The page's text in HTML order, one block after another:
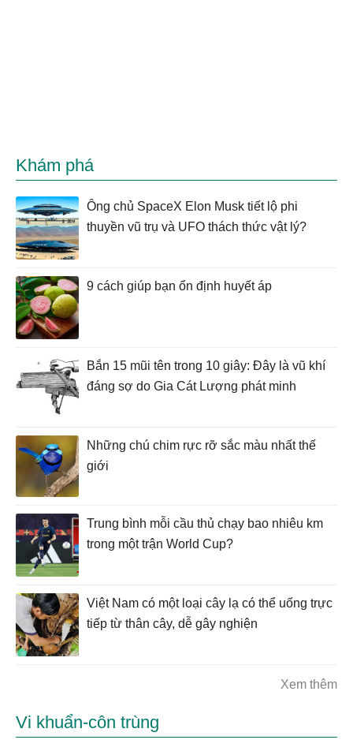
Khám phá
Ông chủ SpaceX Elon Musk tiết lộ phi
thuyền vũ trụ và UFO thách thức vật lý?
9 cách giúp bạn ổn định huyết áp
Bắn 15 mũi tên trong 10 giây: Đây là vũ khí
đáng sợ do Gia Cát Lượng phát minh
Những chú chim rực rỡ sắc màu nhất thế
giới
Trung bình mỗi cầu thủ chạy bao nhiêu km
trong một trận World Cup?
Việt Nam có một loại cây lạ có thể uống trực
tiếp từ thân cây, dễ gây nghiện
Xem thêm
Vi khuẩn-côn trùng